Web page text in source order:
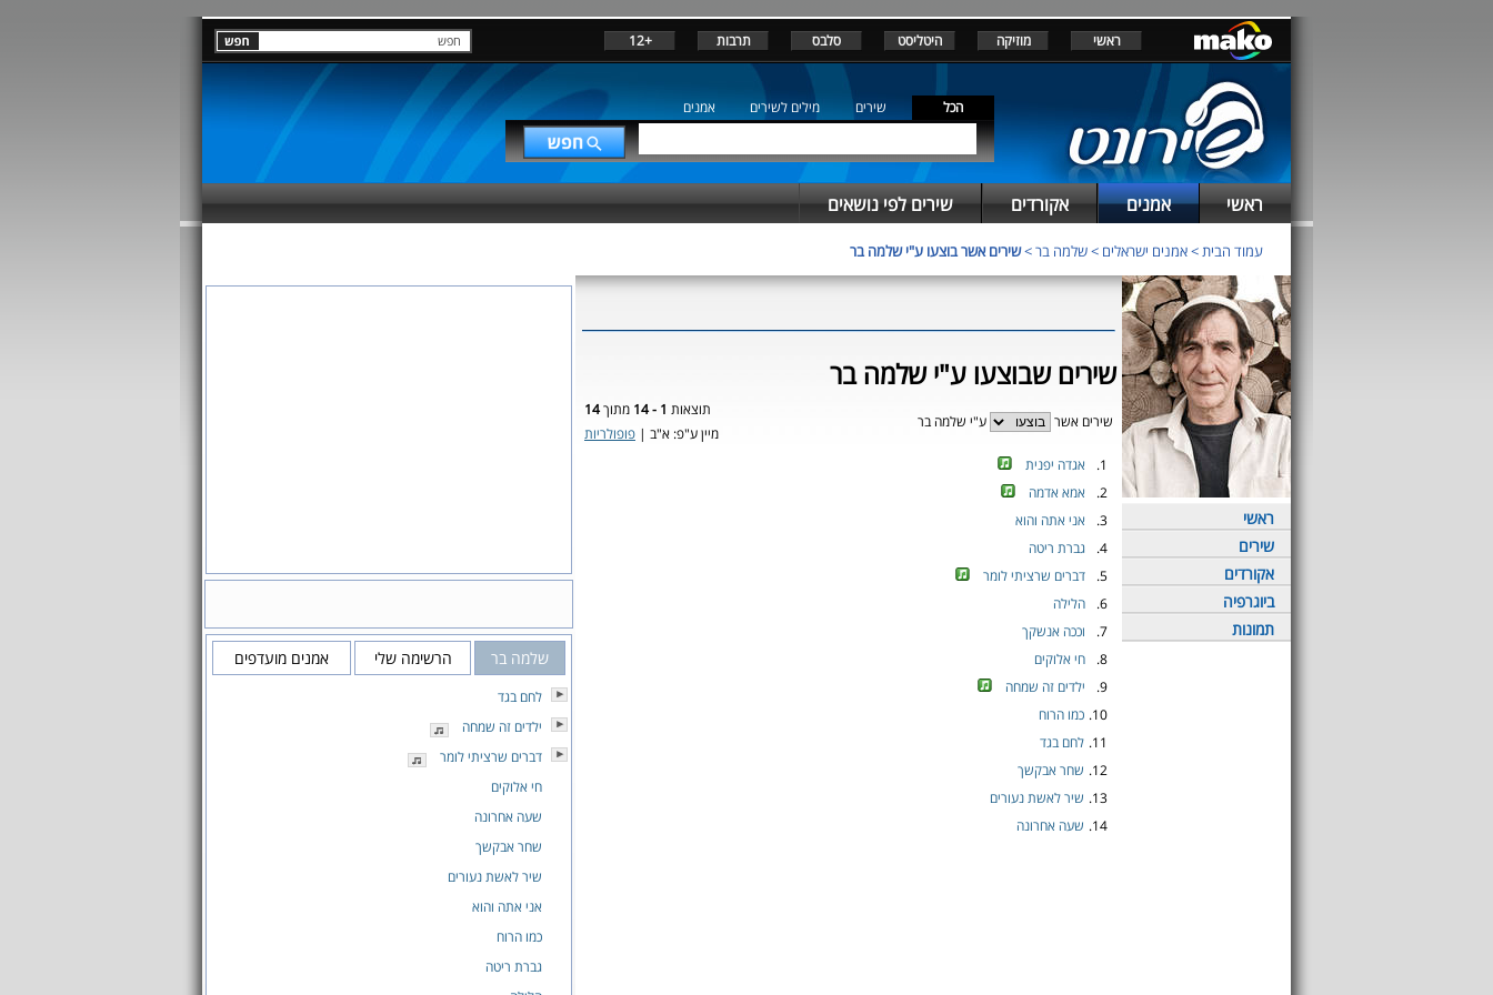
ראשי מוזיקה היטליסט סלבס תרבות +12
הכל שירים מילים לשירים אמנים
ראשי אמנים אקורדים שירים לפי נושאים
עמוד הבית>אמנים ישראלים >שלמה בר>שירים אשר בוצעו ע"י שלמה בר
ראשי
שירים
אקורדים
ביוגרפיה
תמונות
שירים שבוצעו ע"י שלמה בר
שירים אשר ע"י שלמה בר
תוצאות 1 - 14 מתוך14
מיין ע"פ: א"ב | פופולריות
1.
אגדה יפנית
2.
אמא אדמה
3.
אני אתה והוא
4.
גברת ריטה
5.
דברים שרציתי לומר
6.
הלילה
7.
וככה אנשקך
8.
חי אלוקים
9.
ילדים זה שמחה
10. כמו הרוח
11. לחם בגד
12. שחר אבקשך
13. שיר לאשת נעורים
14. שעה אחרונה
שלמה בר הרשימה שלי אמנים מועדפים
לחם בגד
ילדים זה שמחה
דברים שרציתי לומר
חי אלוקים
שעה אחרונה
שחר אבקשך
שיר לאשת נעורים
אני אתה והוא
כמו הרוח
גברת ריטה